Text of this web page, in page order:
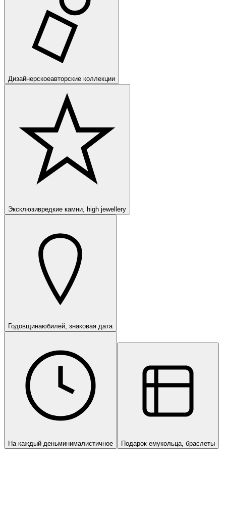
Дизайнерскоеавторские коллекции
Эксклюзивредкие камни, high jewellery
Годовщинаюбилей, знаковая дата
На каждый деньминималистичное Подарок емукольца, браслеты